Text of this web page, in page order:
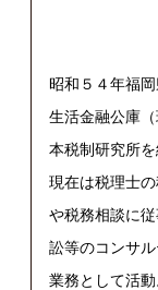
昭和５４年福
生活金融公庫
本税制研究所を
現在は税理士
や税務相談に
訟等のコンサ
業務として活